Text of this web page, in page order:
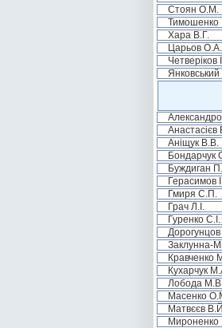
Стоян О.М.
Тимошенко
Хара В.Г.
Царьов О.А.
Четверіков
Анастасієв
Аніщук В.В.
Бондарчук
Буждиган
Герасимов
Гмиря С.П.
Грач Л.І.
Гуренко С.І.
Дорогунцов
Заклунна-
Кравченко
Кухарчук
Лобода
Масенко
Матвєєв
Мироненко